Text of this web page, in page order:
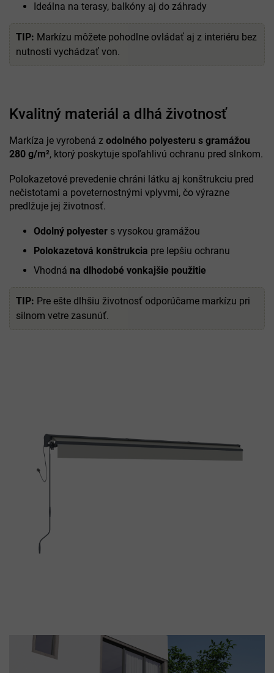
Ideálna na terasy, balkóny aj do záhrady
TIP: Markízu môžete pohodlne ovládať aj z interiéru bez
nutnosti vychádzať von.
Kvalitný materiál a dlhá životnosť
Markíza je vyrobená z odolného polyesteru s gramážou
280 g/m², ktorý poskytuje spoľahlivú ochranu pred slnkom.
Polokazetové prevedenie chráni látku aj konštrukciu pred
nečistotami a poveternostnými vplyvmi, čo výrazne
predlžuje jej životnosť.
Odolný polyester s vysokou gramážou
Polokazetová konštrukcia pre lepšiu ochranu
Vhodná na dlhodobé vonkajšie použitie
TIP: Pre ešte dlhšiu životnosť odporúčame markízu pri
silnom vetre zasunúť.